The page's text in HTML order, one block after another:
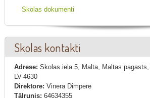
Skolas dokumenti
Skolas kontakti
Adrese: Skolas iela 5, Malta, Maltas
LV-4630
Direktore: Vinera Dimpere
Tālrunis: 64634355